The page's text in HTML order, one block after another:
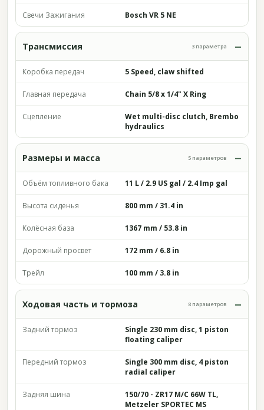
Свечи Зажигания Bosch VR 5 NE
Трансмиссия 3 параметра
Коробка передач 5 Speed, claw shifted
Главная передача Chain 5/8 x 1/4" X Ring
Сцепление
Wet multi-disc clutch, Brembo
hydraulics
Размеры и масса 5 параметров
Объём топливного бака 11 L / 2.9 US gal / 2.4 Imp gal
Высота сиденья 800 mm / 31.4 in
Колёсная база 1367 mm / 53.8 in
Дорожный просвет 172 mm / 6.8 in
Трейл 100 mm / 3.8 in
Ходовая часть и тормоза 8 параметров
Задний тормоз
Single 230 mm disc, 1 piston
floating caliper
Передний тормоз
Single 300 mm disc, 4 piston
radial caliper
Задняя шина
150/70 - ZR17 M/C 66W TL,
Metzeler SPORTEC MS